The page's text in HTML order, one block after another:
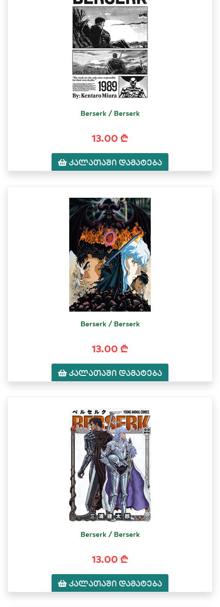
Berserk / Berserk
13.00 ₾
კალათაში დამატება
Berserk / Berserk
13.00 ₾
კალათაში დამატება
Berserk / Berserk
13.00 ₾
კალათაში დამატება